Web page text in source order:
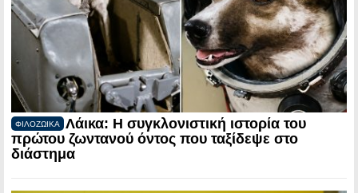
ΦΙΛΟΖΩΙΚΑ
Λάικα: Η συγκλονιστική ιστορία του
πρώτου ζωντανού όντος που ταξίδεψε στο
διάστημα